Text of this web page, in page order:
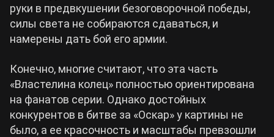
руки в предвкушении безоговорочной победы,
силы света не собираются сдаваться, и
намерены дать бой его армии.
Конечно, многие считают, что эта часть
«Властелина колец» полностью ориентирована
на фанатов серии. Однако достойных
конкурентов в битве за «Оскар» у картины не
было, а ее красочность и масштабы превзошли